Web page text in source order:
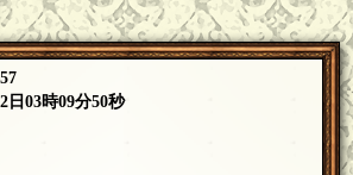
日03時09分50秒